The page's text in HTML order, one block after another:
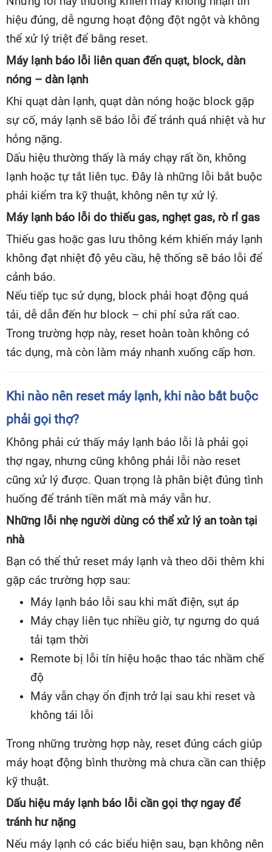
hiệu đúng, dễ ngưng hoạt động đột ngột và không
thể xử lý triệt để bằng reset.
Máy lạnh báo lỗi liên quan đến quạt, block, dàn
nóng – dàn lạnh
Khi quạt dàn lạnh, quạt dàn nóng hoặc block gặp
sự cố, máy lạnh sẽ báo lỗi để tránh quá nhiệt và hư
hỏng nặng.
Dấu hiệu thường thấy là máy chạy rất ồn, không
lạnh hoặc tự tắt liên tục. Đây là những lỗi bắt buộc
phải kiểm tra kỹ thuật, không nên tự xử lý.
Máy lạnh báo lỗi do thiếu gas, nghẹt gas, rò rỉ gas
Thiếu gas hoặc gas lưu thông kém khiến máy lạnh
không đạt nhiệt độ yêu cầu, hệ thống sẽ báo lỗi để
cảnh báo.
Nếu tiếp tục sử dụng, block phải hoạt động quá
tải, dễ dẫn đến hư block – chi phí sửa rất cao.
Trong trường hợp này, reset hoàn toàn không có
tác dụng, mà còn làm máy nhanh xuống cấp hơn.
Khi nào nên reset máy lạnh, khi nào bắt buộc
phải gọi thợ?
Không phải cứ thấy máy lạnh báo lỗi là phải gọi
thợ ngay, nhưng cũng không phải lỗi nào reset
cũng xử lý được. Quan trọng là phân biệt đúng tình
huống để tránh tiền mất mà máy vẫn hư.
Những lỗi nhẹ người dùng có thể xử lý an toàn tại
nhà
Bạn có thể thử reset máy lạnh và theo dõi thêm khi
gặp các trường hợp sau:
Máy lạnh báo lỗi sau khi mất điện, sụt áp
Máy chạy liên tục nhiều giờ, tự ngưng do quá
tải tạm thời
Remote bị lỗi tín hiệu hoặc thao tác nhầm chế
độ
Máy vẫn chạy ổn định trở lại sau khi reset và
không tái lỗi
Trong những trường hợp này, reset đúng cách giúp
máy hoạt động bình thường mà chưa cần can thiệp
kỹ thuật.
Dấu hiệu máy lạnh báo lỗi cần gọi thợ ngay để
tránh hư nặng
Nếu máy lạnh có các biểu hiện sau, bạn không nên